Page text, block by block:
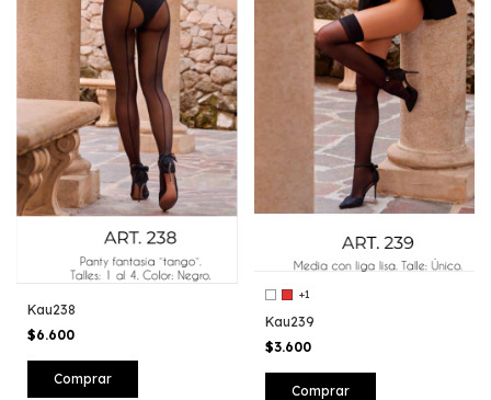
Kau238
$6.600
Comprar
+1
Kau239
$3.600
Comprar